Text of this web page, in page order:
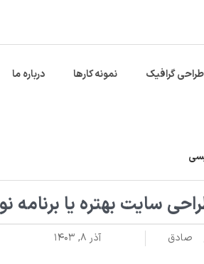
طراحی گرافیک نمونه کارها درباره ما
سایت بهتره یا برنامه
صادق آذر ۸, ۱۴۰۳